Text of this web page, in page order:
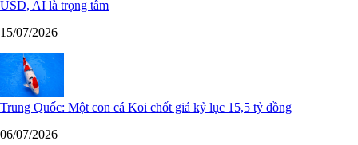
USD, AI là trọng tâm
15/07/2026
Trung Quốc: Một con cá Koi chốt giá kỷ lục 15,5 tỷ đồng
06/07/2026